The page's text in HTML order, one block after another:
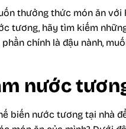
thưởng thức món ăn với
tương, hãy tìm kiếm
chính là đậu nành,
nước
biến nước tương tại nhà